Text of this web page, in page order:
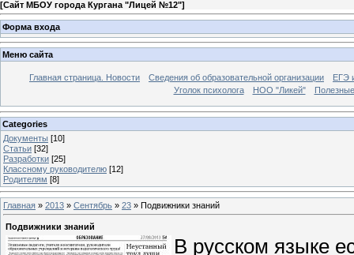
[Сайт МБОУ города Кургана "Лицей №12"]
Форма входа
Меню сайта
Главная страница. Новости Сведения об образовательной организации
ЕГЭ
Уголок психолога
НОО "Ликей"
Categories
Документы [10]
Статьи [32]
Разработки [25]
Классному руководителю [12]
Родителям [8]
Главная » 2013 » Сентябрь » 23 » Подвижники знаний
Подвижники знаний
В русском языке